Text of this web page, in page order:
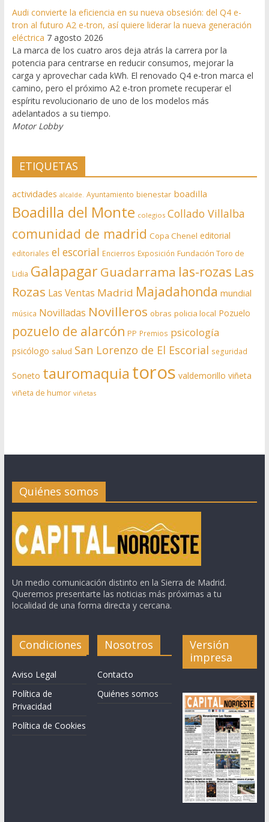
Audi convierte la eficiencia en su nueva obsesión: del Q4 e-
tron al futuro A2 e-tron, así quiere liderar la nueva generación
eléctrica 7 agosto 2026
La marca de los cuatro aros deja atrás la carrera por la
potencia para centrarse en reducir consumos, mejorar la
carga y aprovechar cada kWh. El renovado Q4 e-tron marca el
camino, pero el próximo A2 e-tron promete recuperar el
espíritu revolucionario de uno de los modelos más
adelantados a su tiempo.
Motor Lobby
ETIQUETAS
actividades alcalde. Ayuntamiento bienestar boadilla
Boadilla del Monte colegios Collado Villalba
comunidad de madrid Copa Chenel editorial
editoriales el escorial Encierros Exposición Fundación Toro de
Lidia Galapagar Guadarrama las-rozas Las
Rozas Las Ventas Madrid Majadahonda mundial
música Novilladas Novilleros obras policia local Pozuelo
pozuelo de alarcón PP Premios psicología
psicólogo salud San Lorenzo de El Escorial seguridad
Soneto tauromaquia toros valdemorillo viñeta
viñeta de humor viñetas
Quiénes somos
Un medio comunicación distinto en la Sierra de Madrid.
Queremos presentarte las noticias más próximas a tu
localidad de una forma directa y cercana.
Condiciones
Aviso Legal
Política de
Privacidad
Política de Cookies
Nosotros
Contacto
Quiénes somos
Versión
impresa